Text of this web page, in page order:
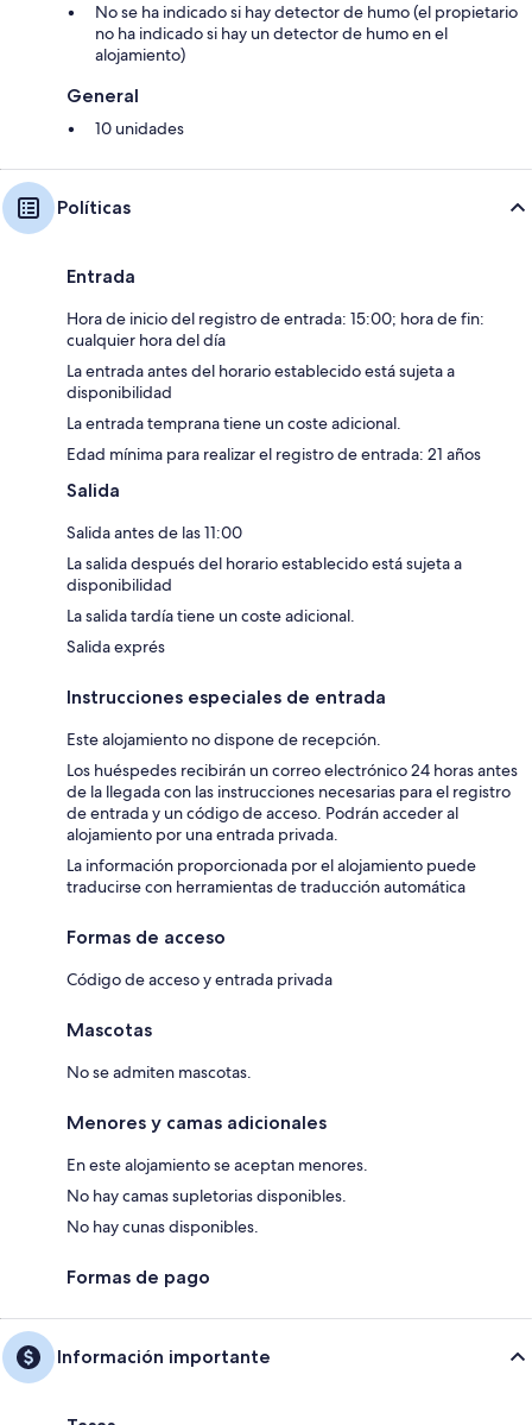
No se ha indicado si hay detector de humo (el propietario
no ha indicado si hay un detector de humo en el
alojamiento)
General
10 unidades
Políticas
Entrada
Hora de inicio del registro de entrada: 15:00; hora de fin:
cualquier hora del día
La entrada antes del horario establecido está sujeta a
disponibilidad
La entrada temprana tiene un coste adicional.
Edad mínima para realizar el registro de entrada: 21 años
Salida
Salida antes de las 11:00
La salida después del horario establecido está sujeta a
disponibilidad
La salida tardía tiene un coste adicional.
Salida exprés
Instrucciones especiales de entrada
Este alojamiento no dispone de recepción.
Los huéspedes recibirán un correo electrónico 24 horas antes
de la llegada con las instrucciones necesarias para el registro
de entrada y un código de acceso. Podrán acceder al
alojamiento por una entrada privada.
La información proporcionada por el alojamiento puede
traducirse con herramientas de traducción automática
Formas de acceso
Código de acceso y entrada privada
Mascotas
No se admiten mascotas.
Menores y camas adicionales
En este alojamiento se aceptan menores.
No hay camas supletorias disponibles.
No hay cunas disponibles.
Formas de pago
Información importante